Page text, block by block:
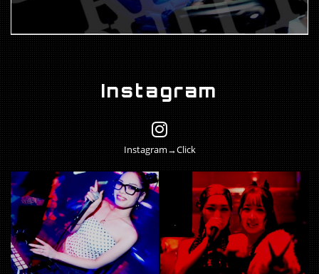
Instagram
Instagram→Click